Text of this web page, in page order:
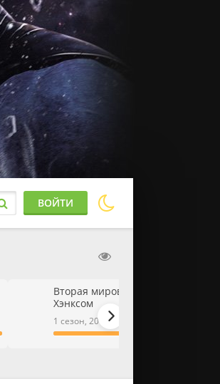
ВОЙТИ
Вторая мировая война с Томом
Хэнксом
1 сезон, 20 из 21 серия